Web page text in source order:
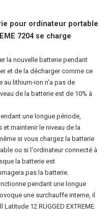
pour ordinateur portable
7204se charge
la nouvelle batterie pendant
et de la décharger comme ce
au lithium-ion n'a pas de
de la batterie est de 10% à
une longue période,
maintenir le niveau de la
si vous chargez la batterie
ou si l'ordinateur connecté à
la batterie est
pas la batterie.
pendant une longue
une surchauffe interne, il
Latitude 12 RUGGED EXTREME